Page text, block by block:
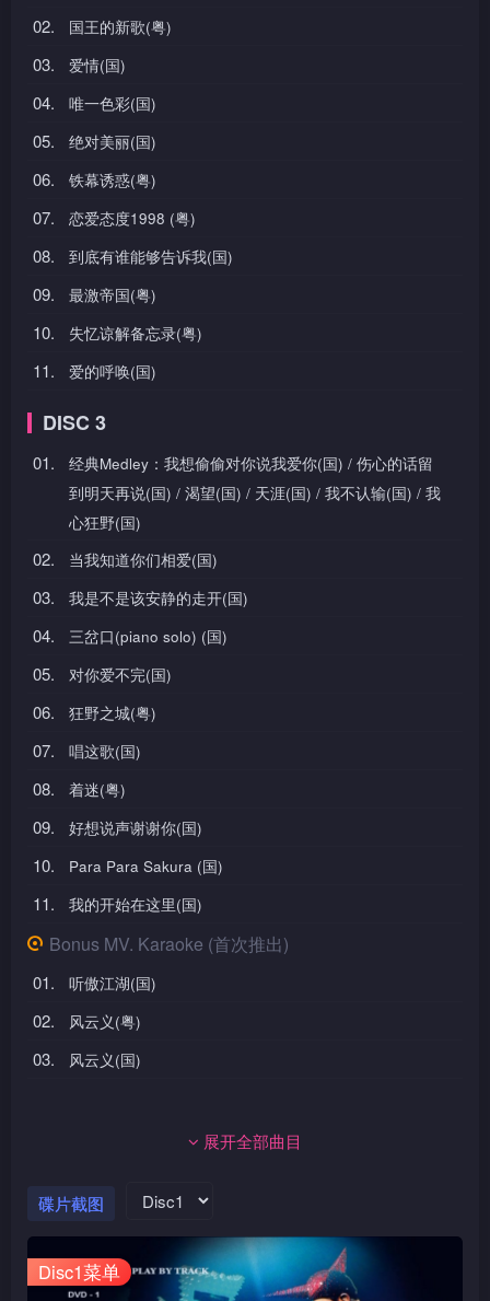
02. 国王的新歌(粤)
03. 爱情(国)
04. 唯一色彩(国)
05. 绝对美丽(国)
06. 铁幕诱惑(粤)
07. 恋爱态度1998 (粤)
08. 到底有谁能够告诉我(国)
09. 最激帝国(粤)
10. 失忆谅解备忘录(粤)
11. 爱的呼唤(国)
DISC 3
01.
经典Medley：我想偷偷对你说我爱你(国) / 伤心的话留
到明天再说(国) / 渴望(国) / 天涯(国) / 我不认输(国) / 我
心狂野(国)
02. 当我知道你们相爱(国)
03. 我是不是该安静的走开(国)
04. 三岔口(piano solo) (国)
05. 对你爱不完(国)
06. 狂野之城(粤)
07. 唱这歌(国)
08. 着迷(粤)
09. 好想说声谢谢你(国)
10. Para Para Sakura (国)
11. 我的开始在这里(国)
Bonus MV. Karaoke (首次推出)
01. 听傲江湖(国)
02. 风云义(粤)
03. 风云义(国)
展开全部曲目
碟片截图
Disc1菜单